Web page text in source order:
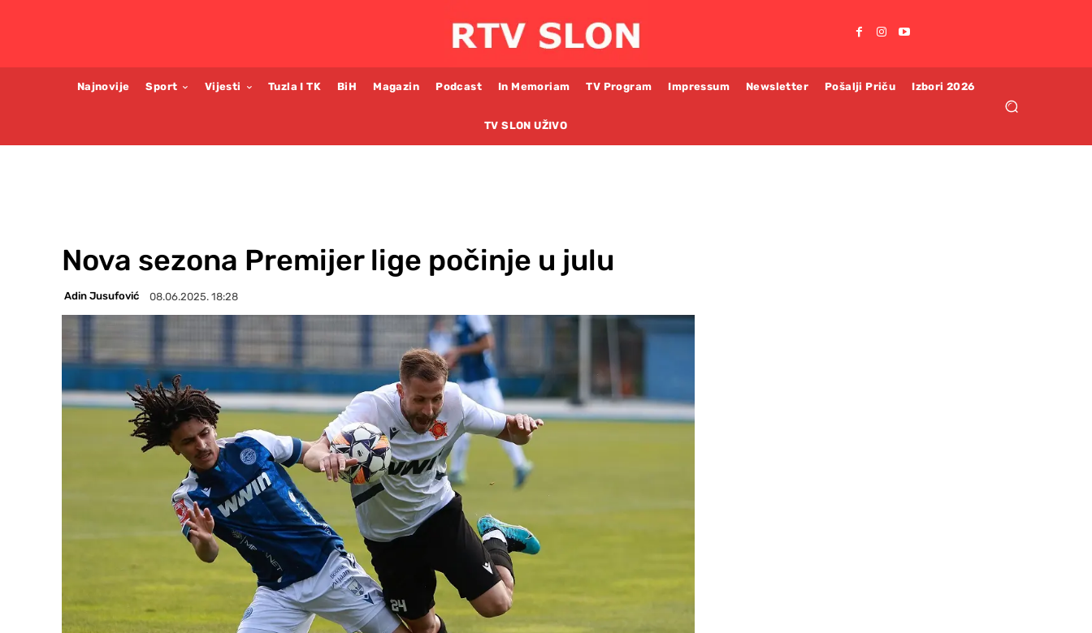
Najnovije Sport Vijesti Tuzla I TK BiH Magazin Podcast In Memoriam TV Program Impressum Newsletter Pošalji Priču Izbori 2026
TV SLON UŽIVO
Nova sezona Premijer lige počinje u julu
Adin Jusufović 08.06.2025. 18:28